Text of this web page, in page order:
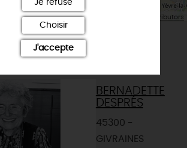
Leaflet| Map data © OpenStreetMap contributors
VOUS AIMEREZ AUSSI
BERNADETTE
DESPRÉS
45300 -
GIVRAINES
Je refuse
Choisir
J'accepte